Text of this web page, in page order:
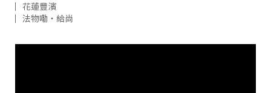
花蓮豐濱
法物嘞‧給尚